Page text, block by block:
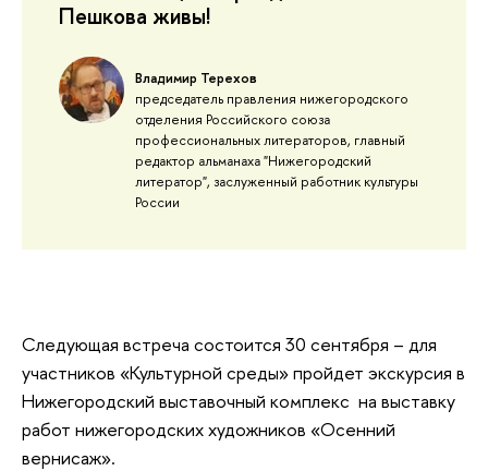
Пешкова живы!
Владимир Терехов
председатель правления нижегородского
отделения Российского союза
профессиональных литераторов, главный
редактор альманаха "Нижегородский
литератор", заслуженный работник культуры
России
Следующая встреча состоится 30 сентября – для
участников «Культурной среды» пройдет экскурсия в
Нижегородский выставочный комплекс на выставку
работ нижегородских художников «Осенний
вернисаж».